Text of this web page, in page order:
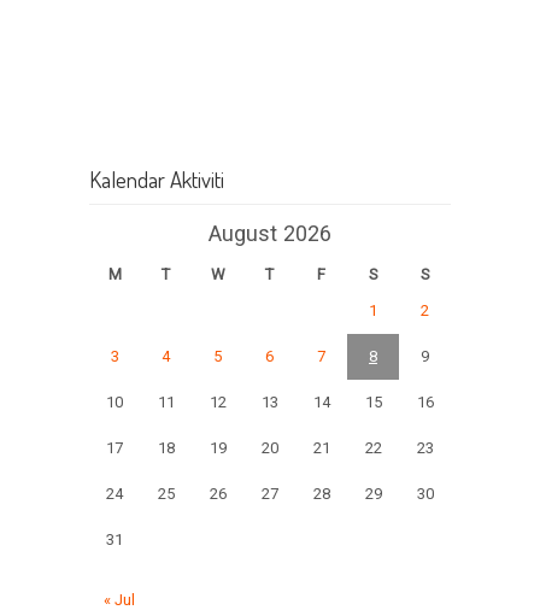
Kalendar Aktiviti
August 2026
M T W T F S
S
1
2
3 4 5 6 7 8 9
10 11 12 13 14 15 16
17 18 19 20 21 22 23
24 25 26 27 28 29 30
31
« Jul